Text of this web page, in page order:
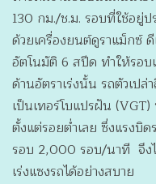
130 กม./ช.ม. รอบที่ใช้อ
ด้วยเครื่องยนต์ดูราแม็กซ์
อัตโนมัติ 6 สปีด ทำให้รอ
ด้านอัตราเร่งนั้น รถตัวเปล่
เป็นเทอร์โบแปรฝัน (VGT)
ตั้งแต่รอยต่ำเลย ซึ่งแรงบิ
รอบ 2,000 รอบ/นาที จึงไ
เร่งแซงรถได้อย่างสบาย